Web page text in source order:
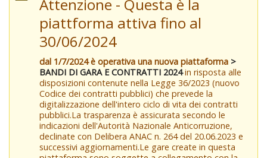
Attenzione - Questa è la
piattforma attiva fino al
30/06/2024
dal 1/7/2024 è operativa una nuova piattaforma >
BANDI DI GARA E CONTRATTI 2024in risposta alle
disposizioni contenute nella Legge 36/2023 (nuovo
Codice dei contratti pubblici) che prevede la
digitalizzazione dell'intero ciclo di vita dei contratti
pubblici.La trasparenza è assicurata secondo le
indicazioni dell'Autorità Nazionale Anticorruzione,
declinate con Delibera ANAC n. 264 del 20.06.2023 e
successivi aggiornamenti.Le gare create in questa